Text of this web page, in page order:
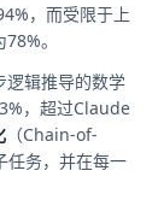
，而受限于上
。
逻辑推导的数学
，超过Claude
（Chain-of-
任务，并在每一